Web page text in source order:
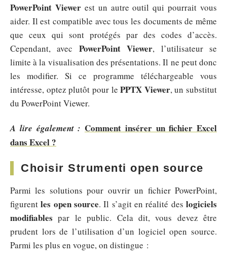
PowerPoint Viewerest un autre outil qui pourrait vous
aider. Il est compatible avec tous les documents de même
que ceux qui sont protégés par des codes d’accès.
Cependant, avec PowerPoint Viewer, l’utilisateur se
limite à la visualisation des présentations. Il ne peut donc
les modifier. Si ce programme téléchargeable vous
intéresse, optez plutôt pour lePPTX Viewer, un substitut
du PowerPoint Viewer.
A lire également : Comment insérer un fichier Excel
dans Excel ?
Choisir Strumenti open source
Parmi les solutions pour ouvrir un fichier PowerPoint,
figurentles open source. Il s’agit en réalité deslogiciels
modifiables par le public. Cela dit, vous devez être
prudent lors de l’utilisation d’un logiciel open source.
Parmi les plus en vogue, on distingue :